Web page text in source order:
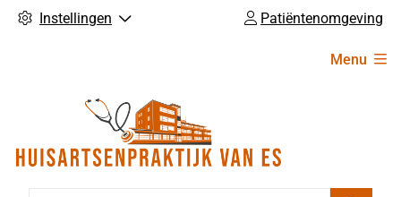
Instellingen Patiëntenomgeving
Menu